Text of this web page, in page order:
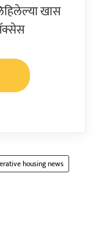
खास
housing news